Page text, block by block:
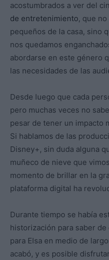
acostumbrados a ver del
de entretenimiento, que
pequeños de la casa, sino
nos quedamos
abordarse en este género
las necesidades de las
Desde luego que cada
pero muchas veces no
pesar de tener un impacto
Si hablamos de las
Disney+, sin duda alguna
muñeco de nieve que
momento de brillar en la
plataforma digital ha
Durante tiempo se había
historización para saber
para Elsa en medio de
acabó, y es posible